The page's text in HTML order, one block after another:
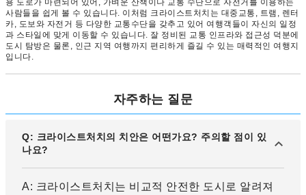
용 도로가 마련되어 있어, 가벼운 산책이나 교통 수단으로 자전거를 이용하는
사람들을 쉽게 볼 수 있습니다. 이처럼 크라이스트처치는 대중교통, 트램, 렌터
카, 도보와 자전거 등 다양한 교통수단을 갖추고 있어 여행객들이 자신의 일정
과 스타일에 맞게 이동할 수 있습니다. 잘 정비된 교통 인프라와 접근성 덕분에
도시 탐방은 물론, 인근 지역 여행까지 편리하게 즐길 수 있는 매력적인 여행지
입니다.
자주하는 질문
Q: 크라이스트처치의 치안은 어떤가요? 주의할 점이 있
나요?
A: 크라이스트처치는 비교적 안전한 도시로 알려져